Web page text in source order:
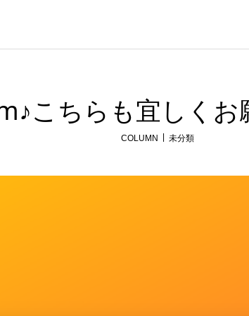
こちらも宜しくお
COLUMN 未分類